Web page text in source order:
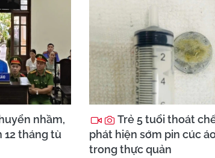
nhầm,
12 tháng tù
Trẻ 5 tuổi thoát
phát hiện sớm pin cúc
trong thực quản